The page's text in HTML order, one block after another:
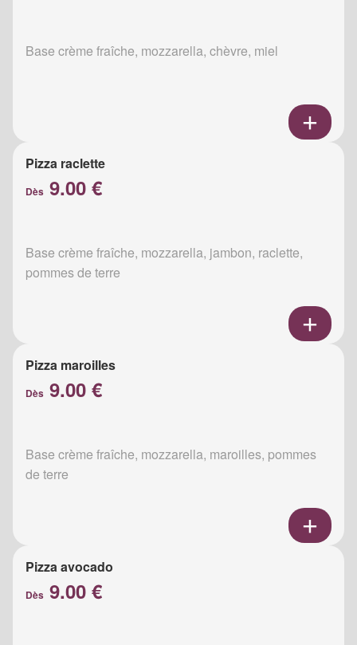
Base crème fraîche, mozzarella, chèvre, miel
Pizza raclette
Dès 9.00 €
Base crème fraîche, mozzarella, jambon, raclette,
pommes de terre
Pizza maroilles
Dès 9.00 €
Base crème fraîche, mozzarella, maroilles, pommes
de terre
Pizza avocado
Dès 9.00 €